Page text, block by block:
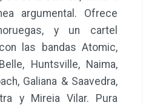
Vents permanecerá
semana. Si compráis
o el bono del
descuentos y